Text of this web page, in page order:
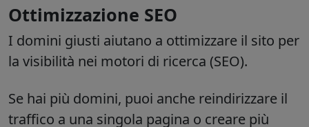
Ottimizzazione SEO
I domini giusti aiutano a ottimizzare il sito per
la visibilità nei motori di ricerca (SEO).
Se hai più domini, puoi anche reindirizzare il
traffico a una singola pagina o creare più